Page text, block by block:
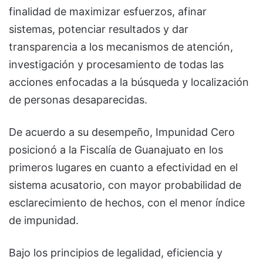
finalidad de maximizar esfuerzos, afinar
sistemas, potenciar resultados y dar
transparencia a los mecanismos de atención,
investigación y procesamiento de todas las
acciones enfocadas a la búsqueda y localización
de personas desaparecidas.
De acuerdo a su desempeño, Impunidad Cero
posicionó a la Fiscalía de Guanajuato en los
primeros lugares en cuanto a efectividad en el
sistema acusatorio, con mayor probabilidad de
esclarecimiento de hechos, con el menor índice
de impunidad.
Bajo los principios de legalidad, eficiencia y